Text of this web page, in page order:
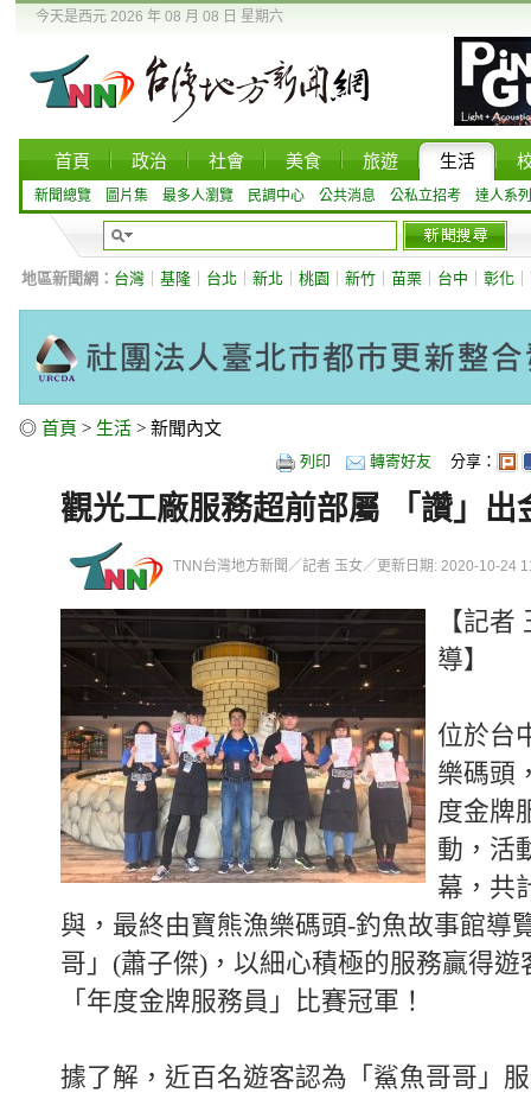
今天是西元 2026 年 08 月 08 日 星期六
首頁 政治 社會 美食 旅遊 生活
新聞總覽 圖片集 最多人瀏覽 民調中心 公共消息 公私立招考 達人系列
地區新聞網： 台灣｜ 基隆｜ 台北 新北 桃園 新竹｜ 苗栗｜ 台中 彰化｜
◎ 首頁 > 生活 > 新聞內文
列印 轉寄好友 分享：
觀光工廠服務超前部屬 「讚」出
TNN台灣地方新聞／記者 玉女／更新日期: 2020-10-24
【記
導】
位於台
樂碼頭
度金牌
動，活
幕，共
與，最終由寶熊漁樂碼頭-釣魚故事館導
哥」(蕭子傑)，以細心積極的服務贏得遊
「年度金牌服務員」比賽冠軍！
據了解，近百名遊客認為「鯊魚哥哥」